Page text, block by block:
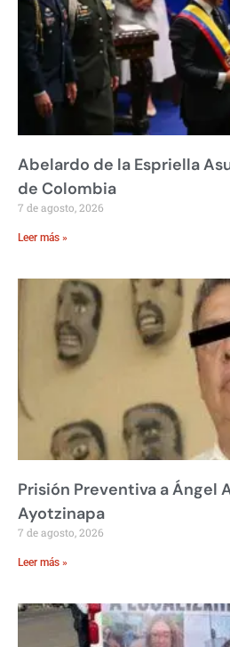
Abelardo de la Espriella
de Colombia
7 de agosto, 2026
Leer más »
Prisión Preventiva a Ángel
Ayotzinapa
7 de agosto, 2026
Leer más »